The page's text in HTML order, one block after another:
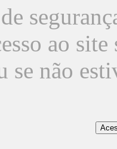
ao
se não